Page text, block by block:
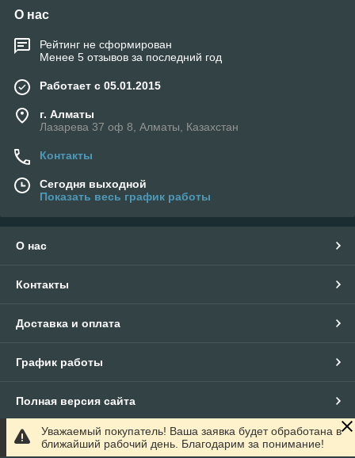
О нас
Рейтинг не сформирован
Менее 5 отзывов за последний год
Работает с 05.01.2015
г. Алматы
Лазарева 37 оф 8, Алматы, Казахстан
Контакты
Сегодня выходной
Показать весь график работы
О нас
Контакты
Доставка и оплата
График работы
Полная версия сайта
Сайт создан на маркетплейсеSatu.kz
Уважаемый покупатель! Ваша заявка будет обработана в
ближайший рабочий день. Благодарим за понимание!